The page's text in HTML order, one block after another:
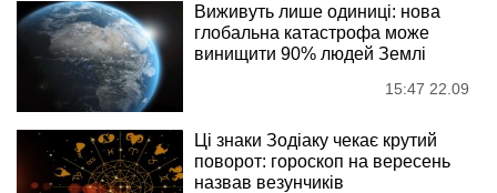
Виживуть лише одиниці: нова
глобальна катастрофа може
винищити 90% людей Землі
15:47 22.09
Ці знаки Зодіаку чекає крутий
поворот: гороскоп на вересень
назвав везунчиків